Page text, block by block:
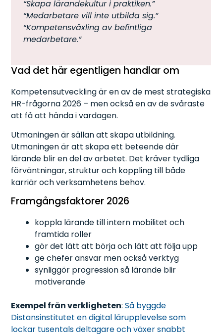
“Skapa lärandekultur i praktiken.”
“Medarbetare vill inte utbilda sig.”
“Kompetensväxling av befintliga
medarbetare.”
Vad det här egentligen handlar om
Kompetensutveckling är en av de mest strategiska
HR-frågorna 2026 – men också en av de svåraste
att få att hända i vardagen.
Utmaningen är sällan att skapa utbildning.
Utmaningen är att skapa ett beteende där
lärande blir en del av arbetet. Det kräver tydliga
förväntningar, struktur och koppling till både
karriär och verksamhetens behov.
Framgångsfaktorer 2026
koppla lärande till intern mobilitet och
framtida roller
gör det lätt att börja och lätt att följa upp
ge chefer ansvar men också verktyg
synliggör progression så lärande blir
motiverande
Exempel från verkligheten:Så byggde
Distansinstitutet en digital lärupplevelse som
lockar tusentals deltagare och växer snabbt